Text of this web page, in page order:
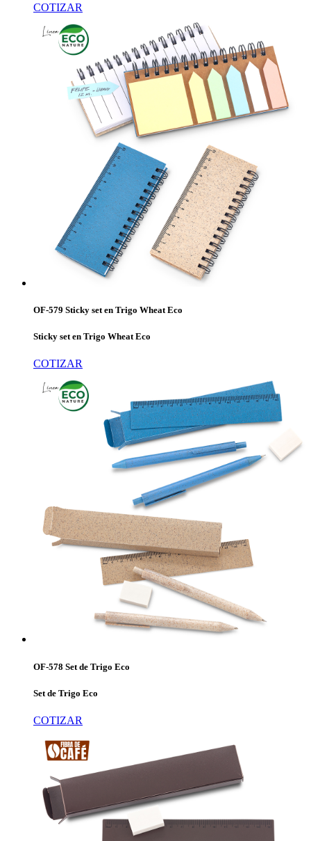
COTIZAR
OF-579 Sticky set en Trigo Wheat Eco
Sticky set en Trigo Wheat Eco
COTIZAR
OF-578 Set de Trigo Eco
Set de Trigo Eco
COTIZAR